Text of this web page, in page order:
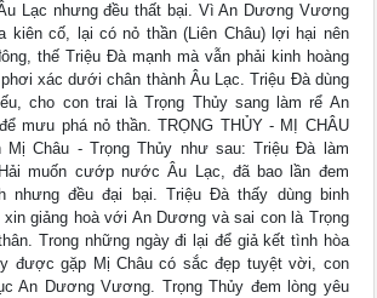
Lạc nhưng đều thất bại. Vì An Dương Vương
kiên cố, lại có nỏ thần (Liên Châu) lợi hại nên
thế Triệu Đà mạnh mà vẫn phải kinh hoàng
xác dưới chân thành Âu Lạc. Triệu Đà dùng
cho con trai là Trọng Thủy sang làm rể An
mưu phá nỏ thần. TRỌNG THỦY - MỊ CHÂU
Mị Châu - Trọng Thủy như sau: Triệu Đà làm
muốn cướp nước Âu Lạc, đã bao lần đem
nhưng đều đại bại. Triệu Đà thấy dùng binh
xin giảng hoà với An Dương và sai con là Trọng
Trong những ngày đi lại để giả kết tình hòa
được gặp Mị Châu có sắc đẹp tuyệt vời, con
An Dương Vương. Trọng Thủy đem lòng yêu